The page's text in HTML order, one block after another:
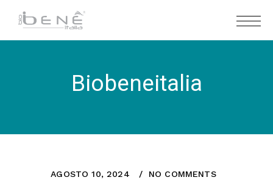
Biobeneitalia
AGOSTO 10, 2024 NO COMMENTS